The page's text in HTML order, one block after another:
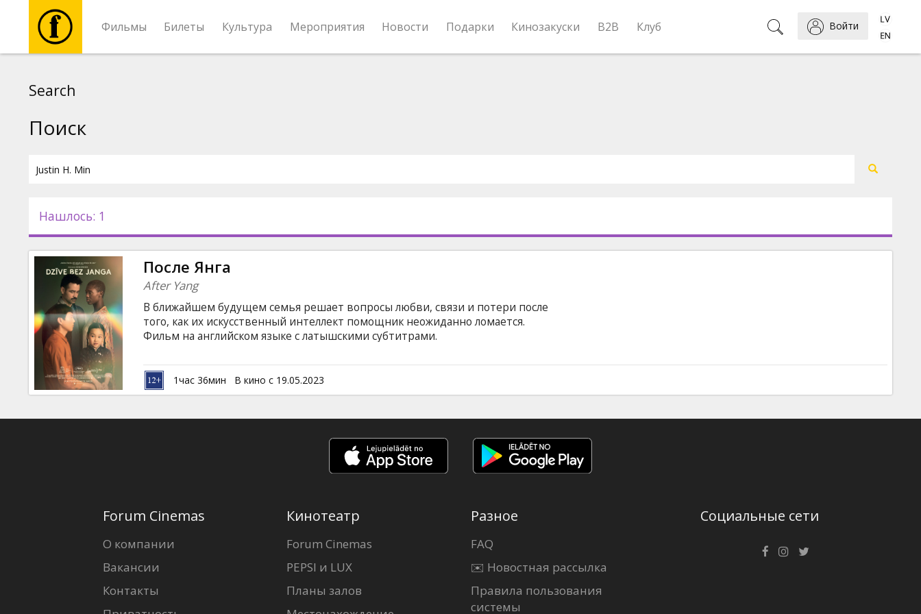
Фильмы Билеты Культура Мероприятия Новости Подарки Кинозакуски B2B Клуб Войти
Новости
Подарки
Кинозакуски
B2B
Клуб
Search
Поиск
Нашлось: 1
После Янга
After Yang
В ближайшем будущем семья решает вопросы любви, связи и потери после
того, как их искусственный интеллект помощник неожиданно ломается.
Фильм на английском языке с латышскими субтитрами.
1час 36мин В кино с 19.05.2023
Forum Cinemas
О компании
Вакансии
Контакты
Кинотеатр
Forum Cinemas
PEPSI и LUX
Планы залов
Разное
FAQ
✉️ Новостная рассылка
Правила пользования
системы
Социальные сети